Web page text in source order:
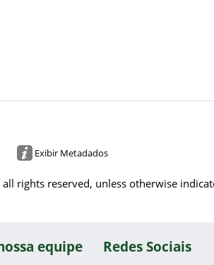
Exibir Metadados
rights reserved, unless otherwise
equipe Redes Sociais